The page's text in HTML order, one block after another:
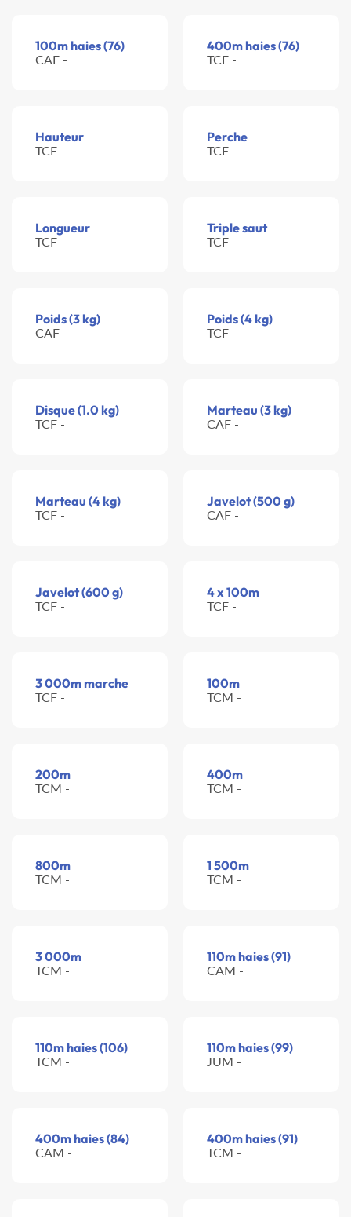
100m haies (76)
CAF -
400m haies (76)
TCF -
Hauteur
TCF -
Perche
TCF -
Longueur
TCF -
Triple saut
TCF -
Poids (3 kg)
CAF -
Poids (4 kg)
TCF -
Disque (1.0 kg)
TCF -
Marteau (3 kg)
CAF -
Marteau (4 kg)
TCF -
Javelot (500 g)
CAF -
Javelot (600 g)
TCF -
4 x 100m
TCF -
3 000m marche
TCF -
100m
TCM -
200m
TCM -
400m
TCM -
800m
TCM -
1 500m
TCM -
3 000m
TCM -
110m haies (91)
CAM -
110m haies (106)
TCM -
110m haies (99)
JUM -
400m haies (84)
CAM -
400m haies (91)
TCM -